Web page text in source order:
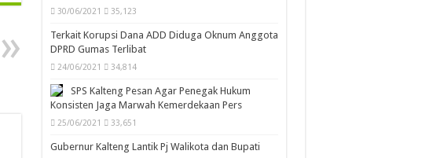
30/06/2021 35,123
Terkait Korupsi Dana ADD Diduga Oknum Anggota
DPRD Gumas Terlibat
24/06/2021 34,814
SPS Kalteng Pesan Agar Penegak Hukum
Konsisten Jaga Marwah Kemerdekaan Pers
25/06/2021 33,651
Gubernur Kalteng Lantik Pj Walikota dan Bupati